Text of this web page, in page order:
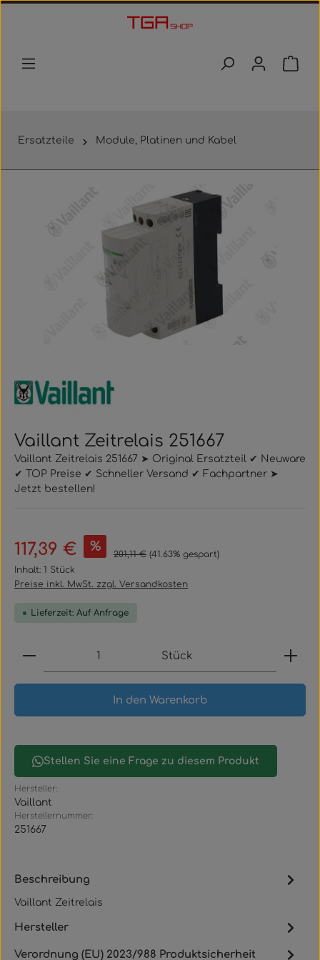
Zum Hauptinhalt springen
Ersatzteile Module, Platinen und Kabel
Vaillant Zeitrelais 251667
Vaillant Zeitrelais 251667 ➤ Original Ersatzteil ✔ Neuware
✔ TOP Preise ✔ Schneller Versand ✔ Fachpartner ➤
Jetzt bestellen!
Verkaufspreis:
117,39 € % Regulärer Preis:
201,11 € (41.63% gespart)
Inhalt: 1 Stück
Preise inkl. MwSt. zzgl. Versandkosten
Lieferzeit: Auf Anfrage
Produkt Anzahl: Gib den gewünschten Wert
Stück
In den Warenkorb
Stellen Sie eine Frage zu diesem Produkt
Hersteller:
Vaillant
Herstellernummer:
251667
Beschreibung
Vaillant Zeitrelais
Hersteller
Verordnung (EU) 2023/988 Produktsicherheit